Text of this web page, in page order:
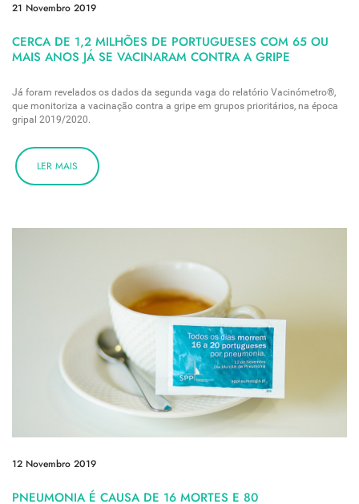
21 Novembro 2019
CERCA DE 1,2 MILHÕES DE PORTUGUESES COM 65 OU
MAIS ANOS JÁ SE VACINARAM CONTRA A GRIPE
Já foram revelados os dados da segunda vaga do relatório Vacinómetro®,
que monitoriza a vacinação contra a gripe em grupos prioritários, na época
gripal 2019/2020.
LER MAIS
12 Novembro 2019
PNEUMONIA É CAUSA DE 16 MORTES E 80